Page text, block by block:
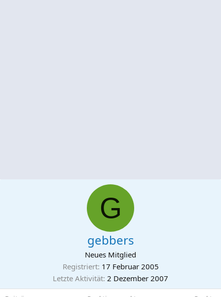
G
gebbers
Neues Mitglied
Registriert 17 Februar 2005
Letzte Aktivität 2 Dezember 2007